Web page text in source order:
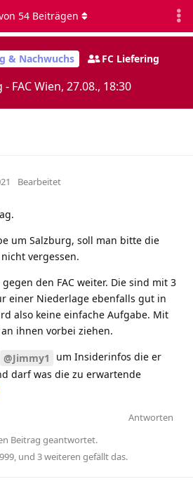
& Nachwuchs FC Liefering
- FAC Wien, 27.08., 18:30
54Beiträgen
Bearbeitet
um Salzburg, soll man bitte die
vergessen.
den FAC weiter. Die sind mit 3
einer Niederlage ebenfalls gut in
also keine einfache Aufgabe. Mit
ihnen vorbei ziehen.
@Jimmy1
um Insiderinfos die er
darf was die zu erwartende
Antworten
Beitrag geantwortet.
, und 3weiteren gefällt das.